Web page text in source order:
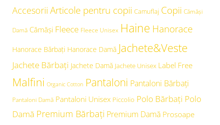
Accesorii Articole pentru copii Camuflaj Copii Cămăşi
Damă Cămăși Fleece Fleece Unisex Haine Hanorace
Hanorace Bărbați Hanorace Damă Jachete&Veste
Jachete Bărbați Jachete Damă Jachete Unisex Label Free
Malfini Organic Cotton Pantaloni Pantaloni Bărbați
Pantaloni Damă Pantaloni Unisex Piccolio Polo Bărbați Polo
Damă Premium Bărbați Premium Damă Prosoape